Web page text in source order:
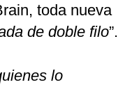
toda nueva
de doble filo”.
lo